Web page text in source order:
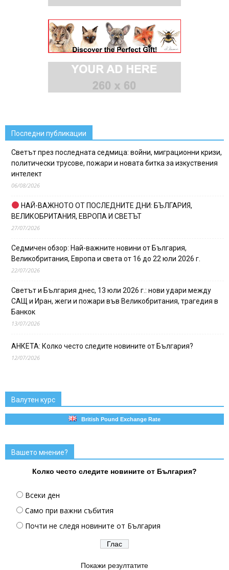
Последни публикации
Светът през последната седмица: войни, миграционни кризи,
политически трусове, пожари и новата битка за изкуствения
интелект
06/08/2026
НАЙ-ВАЖНОТО ОТ ПОСЛЕДНИТЕ ДНИ: БЪЛГАРИЯ,
ВЕЛИКОБРИТАНИЯ, ЕВРОПА И СВЕТЪТ
27/07/2026
Седмичен обзор: Най-важните новини от България,
Великобритания, Европа и света от 16 до 22 юли 2026 г.
22/07/2026
Светът и България днес, 13 юли 2026 г.: нови удари между
САЩ и Иран, жеги и пожари във Великобритания, трагедия в
Банкок
13/07/2026
АНКЕТА: Колко често следите новините от България?
12/07/2026
Валутен курс
British Pound Exchange Rate
Вашето мнение?
Колко често следите новините от България?
Всеки ден
Само при важни събития
Почти не следя новините от България
Покажи резултатите